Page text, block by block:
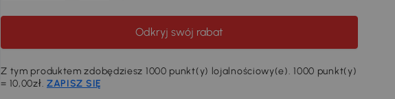
Odkryj swój rabat
Z tym produktem zdobędziesz 1000 punkt(y) lojalnościowy(e). 1000 punkt(y)
= 10,00zł. ZAPISZ SIĘ